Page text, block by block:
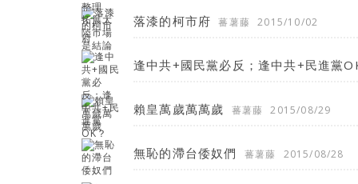
落漆的柯市府 蕃薯藤 2015/10/02
逢中共+國民黨必反；逢中共+民進黨
賴皇萬歲萬萬歲 蕃薯藤 2015/08/29
無恥的滯台倭奴們 蕃薯藤 2015/08/28